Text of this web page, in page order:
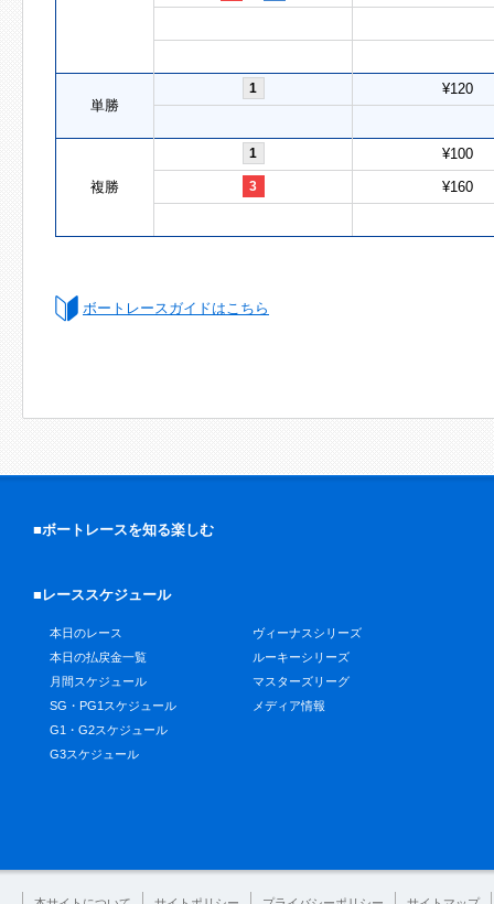
単勝
1 ¥120
複勝
1 ¥100
3 ¥160
ボートレースガイドはこちら
■ボートレースを知る楽しむ
■レーススケジュール
本日のレース
本日の払戻金一覧
月間スケジュール
SG・PG1スケジュール
G1・G2スケジュール
G3スケジュール
ヴィーナスシリーズ
ルーキーシリーズ
マスターズリーグ
メディア情報